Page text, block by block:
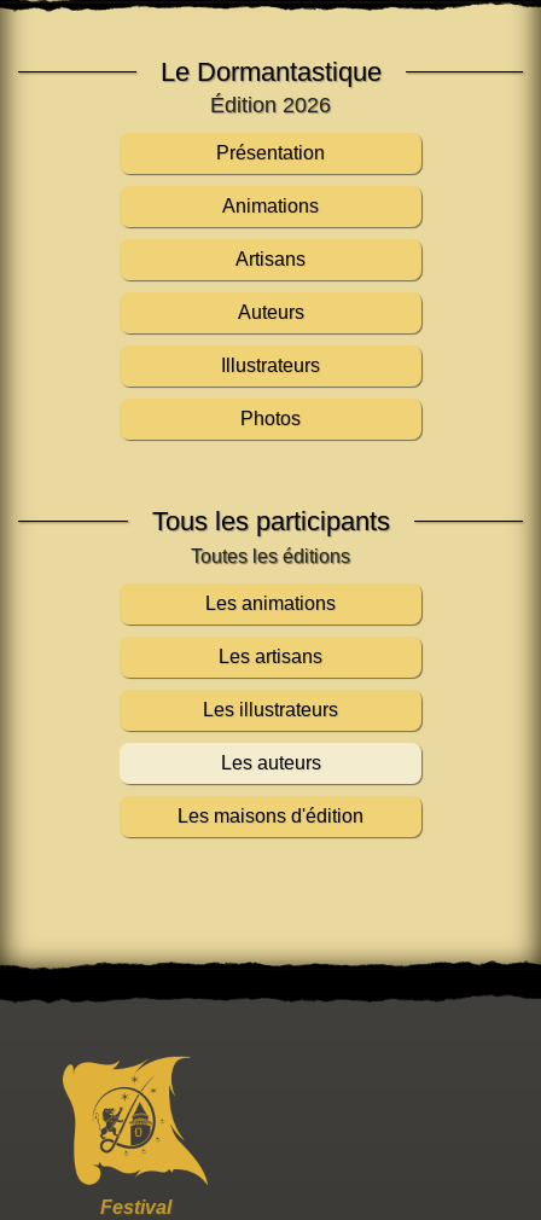
Le Dormantastique
Édition 2026
Présentation
Animations
Artisans
Auteurs
Illustrateurs
Photos
Tous les participants
Les animations
Les artisans
Les illustrateurs
Les auteurs
Les maisons d'édition
Festival